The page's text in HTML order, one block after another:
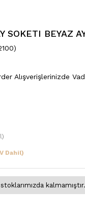
SOKETI BEYAZ
Alışverişlerinizde
Dahil)
kalmamıştır.